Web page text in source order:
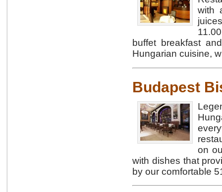
with
buffet breakfast
Hungarian cuisine,
Budapest
on
with dishes that
by our comfortable